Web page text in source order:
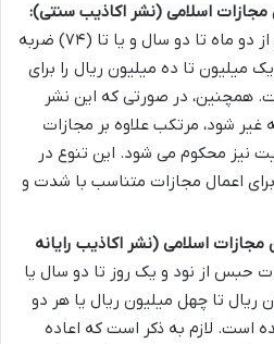
این ماده مجازات حبس از دو ماه تا دو سال و یا تا (۷۴) ضربه
میلیون تا ده میلیون ریال را برای
همچنین، در صورتی که این نشر
غیر شود، مرتکب علاوه بر مجازات
نیز محکوم می شود. این تنوع در
اعمال مجازات متناسب با شدت و
۷۴۶ قانون مجازات اسلامی (نشر اکاذیب رایانه
حبس از نود و یک روز تا دو سال یا
ریال تا چهل میلیون ریال یا هر دو
است. لازم به ذکر است که اعاده